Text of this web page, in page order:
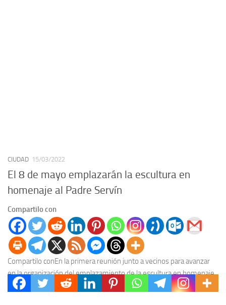
CIUDAD 15/03/2022
El 8 de mayo emplazarán la escultura en
homenaje al Padre Servín
Compartilo con
Compartilo conEn la primera reunión junto a vecinos para avanzar
en la organización del emplazamiento de la escultura en homenaje
al Padre Andrés Servín, se...